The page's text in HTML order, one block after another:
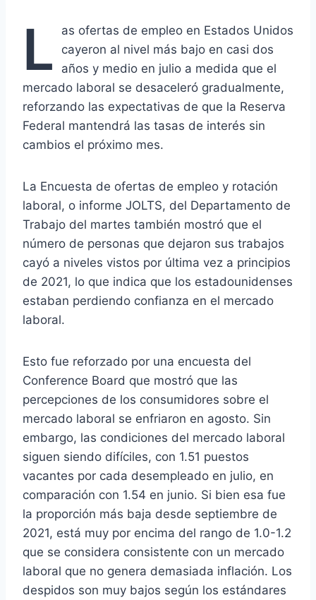
L
as ofertas de empleo en Estados Unidos
cayeron al nivel más bajo en casi dos
años y medio en julio a medida que el
mercado laboral se desaceleró gradualmente,
reforzando las expectativas de que la Reserva
Federal mantendrá las tasas de interés sin
cambios el próximo mes.
La Encuesta de ofertas de empleo y rotación
laboral, o informe JOLTS, del Departamento de
Trabajo del martes también mostró que el
número de personas que dejaron sus trabajos
cayó a niveles vistos por última vez a principios
de 2021, lo que indica que los estadounidenses
estaban perdiendo confianza en el mercado
laboral.
Esto fue reforzado por una encuesta del
Conference Board que mostró que las
percepciones de los consumidores sobre el
mercado laboral se enfriaron en agosto. Sin
embargo, las condiciones del mercado laboral
siguen siendo difíciles, con 1.51 puestos
vacantes por cada desempleado en julio, en
comparación con 1.54 en junio. Si bien esa fue
la proporción más baja desde septiembre de
2021, está muy por encima del rango de 1.0-1.2
que se considera consistente con un mercado
laboral que no genera demasiada inflación. Los
despidos son muy bajos según los estándares